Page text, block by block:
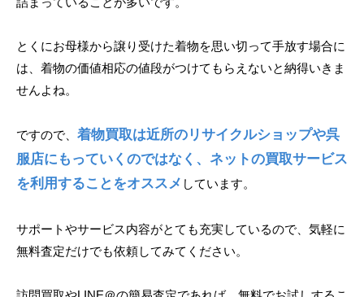
とくにお母様から譲り受けた着物を思い切って手放す場合に
は、着物の価値相応の値段がつけてもらえないと納得いきま
せんよね。
ですので、 着物買取は近所のリサイクルショップや呉
服店にもっていくのではなく、ネットの買取サービス
を利用することをオススメ しています。
サポートやサービス内容がとても充実しているので、気軽に
無料査定だけでも依頼してみてください。